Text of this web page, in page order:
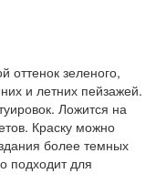
оттенок зеленого,
и летних пейзажей.
Ложится на
Краску можно
более темных
подходит для